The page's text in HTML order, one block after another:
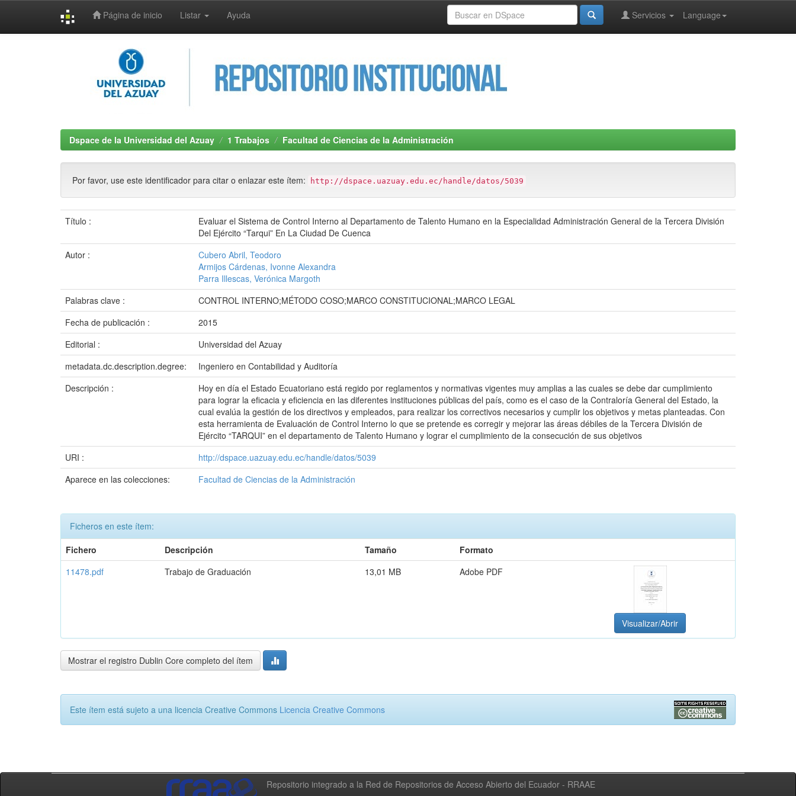
Página de inicio Listar Ayuda Language
Servicios
Dspace de la Universidad del Azuay 1 Trabajos Facultad de Ciencias de la Administración
Por favor, use este identificador para citar o enlazar este ítem: http://dspace.uazuay.edu.ec/handle/datos/5039
Título :
Evaluar el Sistema de Control Interno al Departamento de Talento Humano en la Especialidad Administración General de la Tercera División
Del Ejército “Tarqui” En La Ciudad De Cuenca
Autor :
Cubero Abril, Teodoro
Armijos Cárdenas, Ivonne Alexandra
Parra Illescas, Verónica Margoth
Palabras clave :
CONTROL INTERNO;MÉTODO COSO;MARCO CONSTITUCIONAL;MARCO LEGAL
Fecha de publicación :
2015
Editorial :
Universidad del Azuay
metadata.dc.description.degree:
Ingeniero en Contabilidad y Auditoría
Descripción :
Hoy en día el Estado Ecuatoriano está regido por reglamentos y normativas vigentes muy amplias a las cuales se debe dar cumplimiento
para lograr la eficacia y eficiencia en las diferentes instituciones públicas del país, como es el caso de la Contraloría General del Estado, la
cual evalúa la gestión de los directivos y empleados, para realizar los correctivos necesarios y cumplir los objetivos y metas planteadas. Con
esta herramienta de Evaluación de Control Interno lo que se pretende es corregir y mejorar las áreas débiles de la Tercera División de
Ejército “TARQUI” en el departamento de Talento Humano y lograr el cumplimiento de la consecución de sus objetivos
URI :
http://dspace.uazuay.edu.ec/handle/datos/5039
Aparece en las colecciones:
Facultad de Ciencias de la Administración
Ficheros en este ítem:
Fichero
Descripción Tamaño
Formato
11478.pdf
Trabajo de Graduación 13,01 MB Adobe PDF
Visualizar/Abrir
Mostrar el registro Dublin Core completo del ítem
Este ítem está sujeto a una licencia Creative Commons Licencia Creative Commons
Repositorio integrado a la Red de Repositorios de Acceso Abierto del Ecuador - RRAAE